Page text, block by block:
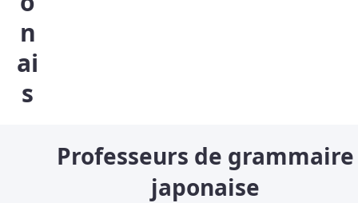
n
ai
s
Professeurs de grammaire
japonaise